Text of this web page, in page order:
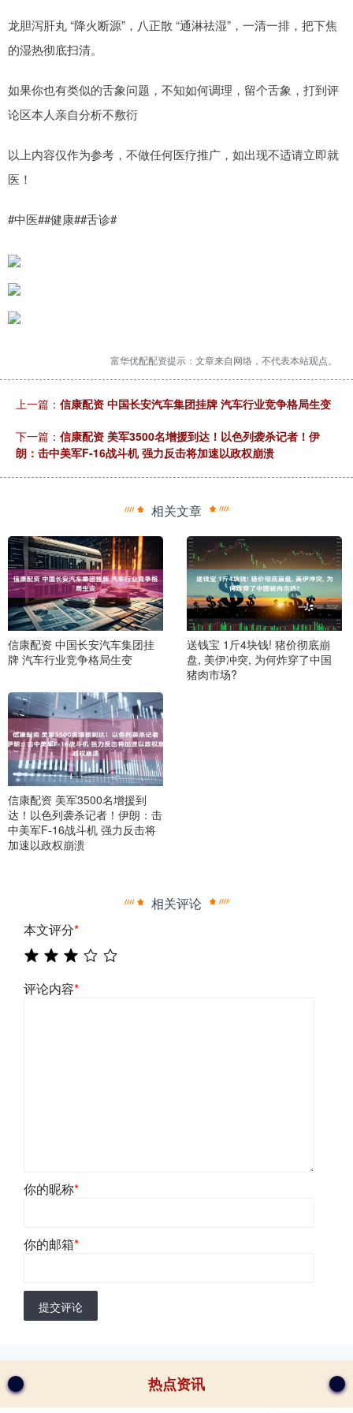
龙胆泻肝丸 “降火断源”，八正散 “通淋祛湿”，一清一排，把下焦
的湿热彻底扫清。
如果你也有类似的舌象问题，不知如何调理，留个舌象，打到评
论区本人亲自分析不敷衍
以上内容仅作为参考，不做任何医疗推广，如出现不适请立即就
医！
#中医##健康##舌诊#
富华优配配资提示：文章来自网络，不代表本站观点。
上一篇： 信康配资 中国长安汽车集团挂牌 汽车行业竞争格局生变
下一篇： 信康配资 美军3500名增援到达！以色列袭杀记者！伊
朗：击中美军F-16战斗机 强力反击将加速以政权崩溃
相关文章
信康配资 中国长安汽车集团挂
牌 汽车行业竞争格局生变
送钱宝 1斤4块钱! 猪价彻底崩
盘, 美伊冲突, 为何炸穿了中国
猪肉市场?
信康配资 美军3500名增援到
达！以色列袭杀记者！伊朗：击
中美军F-16战斗机 强力反击将
加速以政权崩溃
相关评论
本文评分*
评论内容*
你的昵称*
你的邮箱*
提交评论
热点资讯